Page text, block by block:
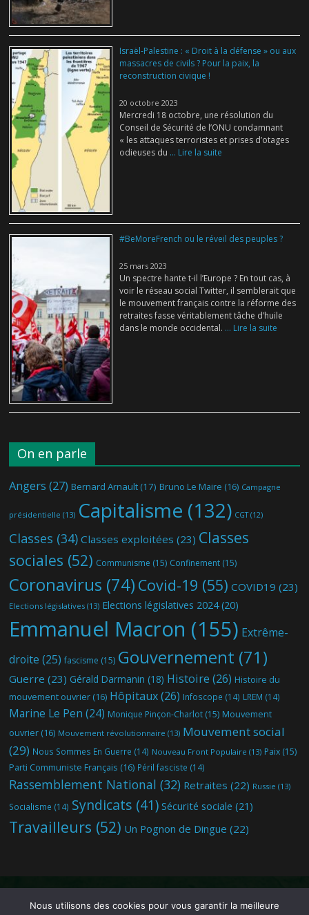
Israël-Palestine : « Droit à la défense » ou aux
massacres de civils ? Pour la paix, la
reconstruction civique !
20 octobre 2023
Mercredi 18 octobre, une résolution du
Conseil de Sécurité de l’ONU condamnant
« les attaques terroristes et prises d’otages
odieuses du ... Lire la suite
#BeMoreFrench ou le réveil des peuples ?
25 mars 2023
Un spectre hante t-il l’Europe ? En tout cas, à
voir le réseau social Twitter, il semblerait que
le mouvement français contre la réforme des
retraites fasse véritablement tâche d’huile
dans le monde occidental. ... Lire la suite
On en parle
Angers (27) Bernard Arnault (17) Bruno Le Maire (16) Campagne
présidentielle (13) Capitalisme (132) CGT(12)
Classes (34) Classes exploitées (23) Classes
sociales (52) Communisme (15) Confinement (15)
Coronavirus (74) Covid-19 (55) COVID19 (23)
Elections législatives (13) Elections législatives 2024(20)
Emmanuel Macron (155) Extrême-
droite (25) fascisme (15) Gouvernement (71)
Guerre (23) Gérald Darmanin (18) Histoire (26) Histoire du
mouvement ouvrier (16) Hôpitaux(26) Infoscope (14) LREM (14)
Marine Le Pen (24) Monique Pinçon-Charlot (15) Mouvement
ouvrier (16) Mouvement révolutionnaire (13) Mouvement social
(29) Nous Sommes En Guerre (14) Nouveau Front Populaire (13) Paix (15)
Parti Communiste Français (16) Péril fasciste (14)
Rassemblement National (32) Retraites (22) Russie (13)
Socialisme (14) Syndicats (41) Sécurité sociale (21)
Travailleurs (52) Un Pognon de Dingue (22)
Nous utilisons des cookies pour vous garantir la meilleure